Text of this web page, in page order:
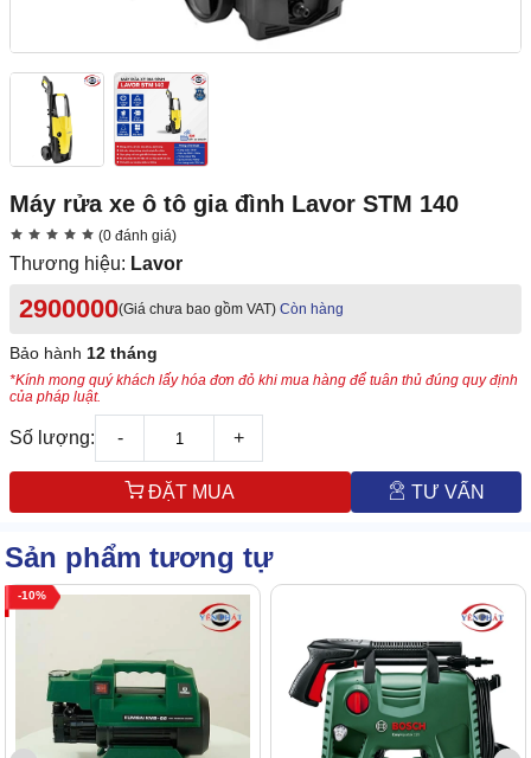
Máy rửa xe ô tô gia đình Lavor STM 140
(0 đánh giá)
Thương hiệu: Lavor
2900000(Giá chưa bao gồm VAT) Còn hàng
Bảo hành 12 tháng
*Kính mong quý khách lấy hóa đơn đỏ khi mua hàng để tuân thủ đúng quy định
của pháp luật.
Số lượng: - +
ĐẶT MUA TƯ VẤN
Sản phẩm tương tự
10